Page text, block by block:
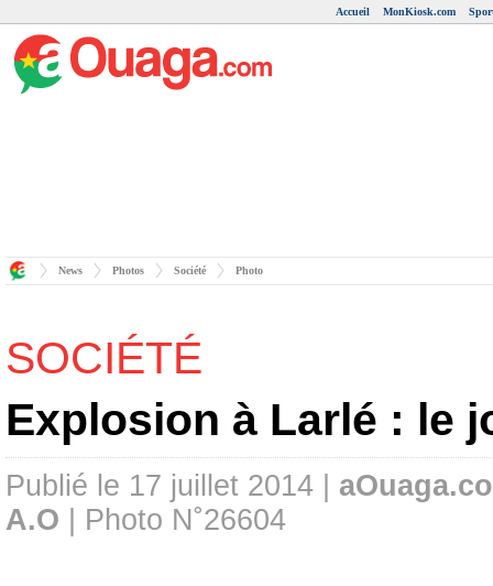
Accueil MonKiosk.com
News Photos Société Photo
SOCIÉTÉ
Explosion à Larlé : le
Publié le 17 juillet 2014 |
A.O | Photo N˚26604